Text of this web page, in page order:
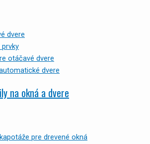
dvere
prvky
otáčavé dvere
dvere
na okná a dvere
pre drevené okná